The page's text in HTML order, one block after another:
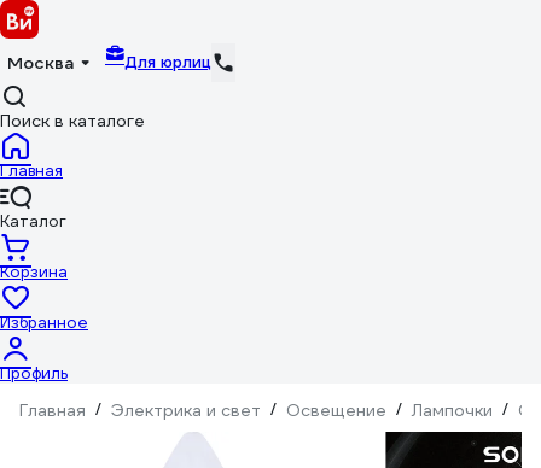
Москва Для юрлиц
Поиск в каталоге
Главная
Каталог
Корзина
Избранное
Профиль
Главная / Электрика и свет / Освещение / Лампочки /